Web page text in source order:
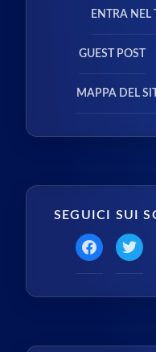
ENTRA NEL
GUEST POST
MAPPA DEL
SEGUICI SUI